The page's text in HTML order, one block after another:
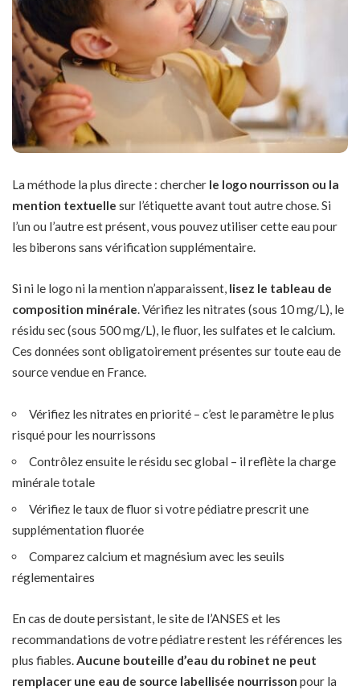
La méthode la plus directe : chercher le logo nourrisson ou la
mention textuelle sur l’étiquette avant tout autre chose. Si
l’un ou l’autre est présent, vous pouvez utiliser cette eau pour
les biberons sans vérification supplémentaire.
Si ni le logo ni la mention n’apparaissent, lisez le tableau de
composition minérale. Vérifiez les nitrates (sous 10 mg/L), le
résidu sec (sous 500 mg/L), le fluor, les sulfates et le calcium.
Ces données sont obligatoirement présentes sur toute eau de
source vendue en France.
Vérifiez les nitrates en priorité – c’est le paramètre le plus
risqué pour les nourrissons
Contrôlez ensuite le résidu sec global – il reflète la charge
minérale totale
Vérifiez le taux de fluor si votre pédiatre prescrit une
supplémentation fluorée
Comparez calcium et magnésium avec les seuils
réglementaires
En cas de doute persistant, le site de l’ANSES et les
recommandations de votre pédiatre restent les références les
plus fiables.Aucune bouteille d’eau du robinet ne peut
remplacer une eau de source labellisée nourrisson pour la